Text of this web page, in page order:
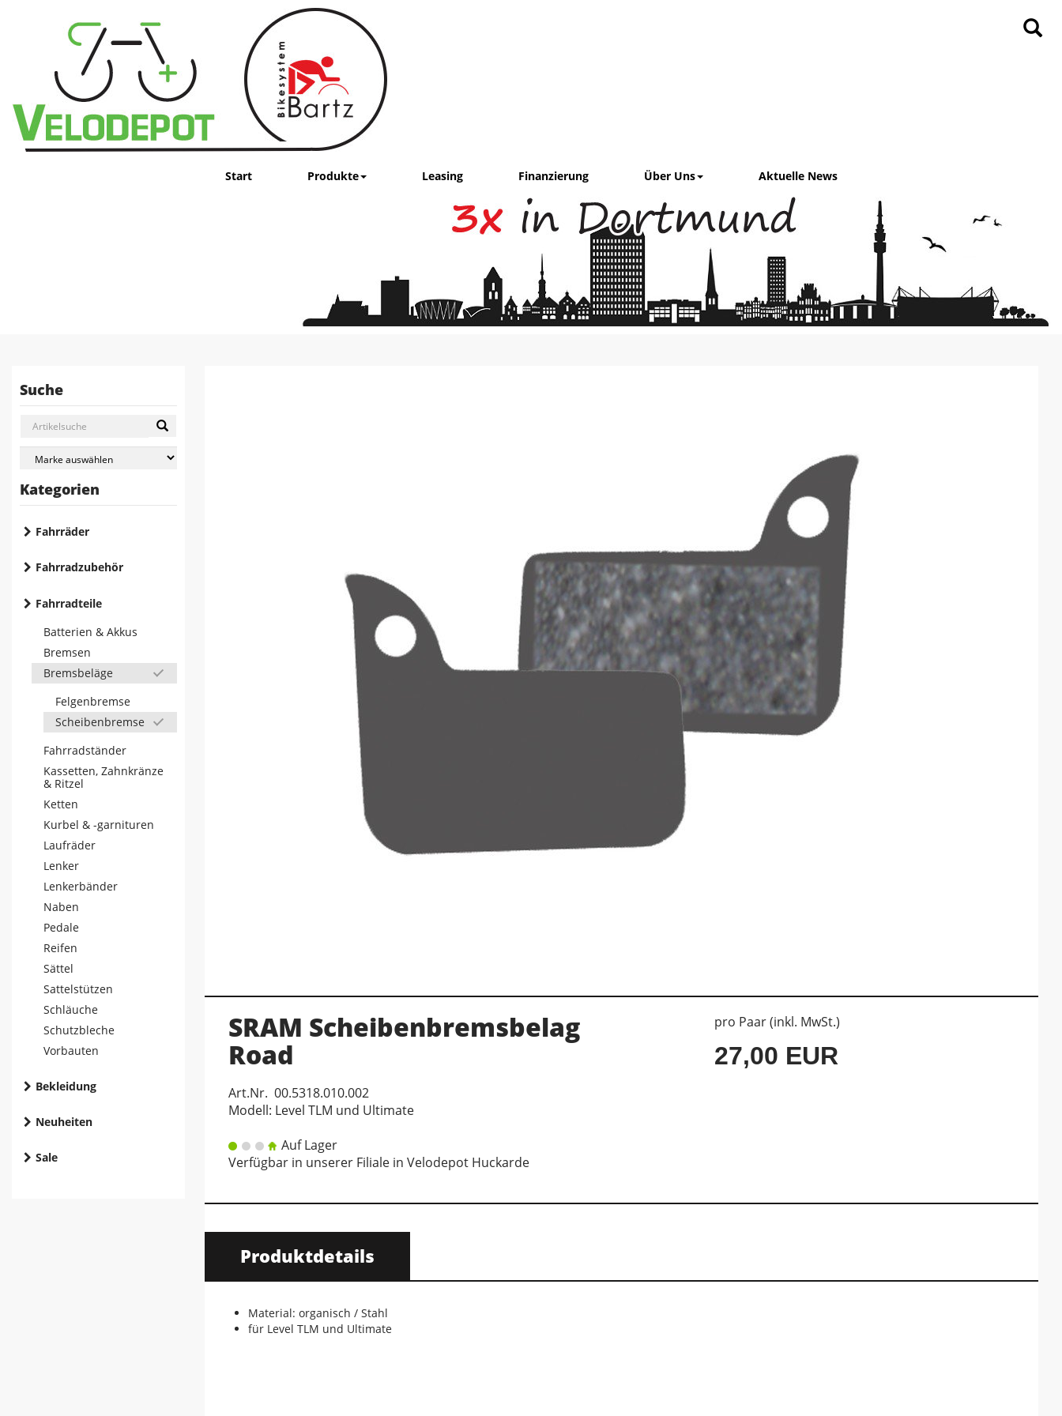
Start Produkte Leasing Finanzierung Über Uns Aktuelle News
Suche
Kategorien
Fahrräder
Fahrradzubehör
Fahrradteile
Batterien & Akkus
Bremsen
Bremsbeläge
Felgenbremse
Scheibenbremse
Fahrradständer
Kassetten, Zahnkränze
& Ritzel
Ketten
Kurbel & -garnituren
Laufräder
Lenker
Lenkerbänder
Naben
Pedale
Reifen
Sättel
Sattelstützen
Schläuche
Schutzbleche
Vorbauten
Bekleidung
Neuheiten
Sale
SRAM Scheibenbremsbelag
Road
Art.Nr. 00.5318.010.002
Modell: Level TLM und Ultimate
Auf Lager
Verfügbar in unserer Filiale in Velodepot Huckarde
pro Paar (inkl. MwSt.)
27,00 EUR
Produktdetails
Material: organisch / Stahl
für Level TLM und Ultimate